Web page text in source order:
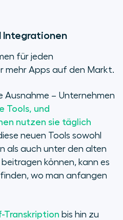
Integrationen
für jeden
mehr Apps auf den Markt.
Ausnahme – Unternehmen
Tools, und
nutzen sie täglich
neuen Tools sowohl
als auch unter den alten
können, kann es
wo man anfangen
Transkription bis hin zu